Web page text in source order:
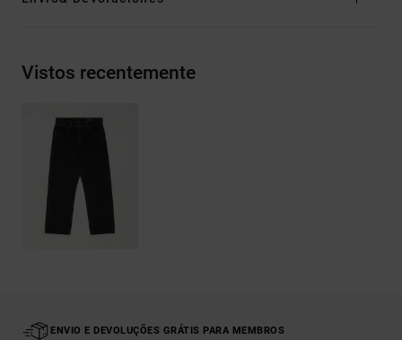
Vistos recentemente
ENVIO E DEVOLUÇÕES GRÁTIS PARA MEMBROS